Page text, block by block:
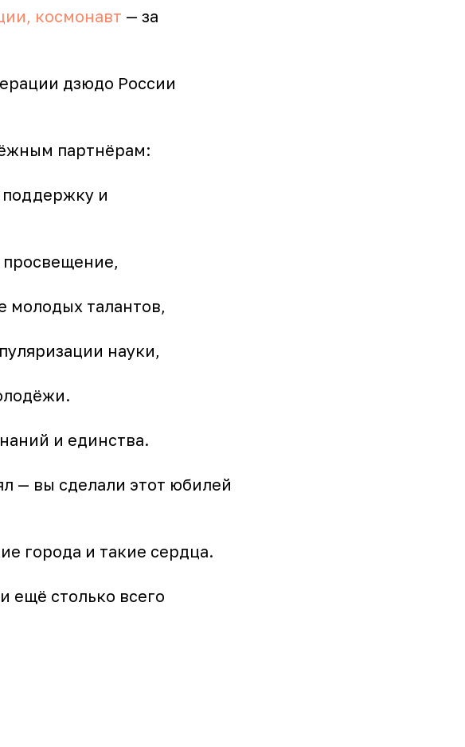
космонавт — за
дзюдо России
партнёрам:
поддержку и
молодых талантов,
науки,
и единства.
— вы сделали этот юбилей
города и такие сердца.
ещё столько всего